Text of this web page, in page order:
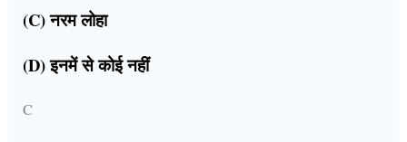
(C) नरम लोहा
(D) इनमें से कोई नहीं
C